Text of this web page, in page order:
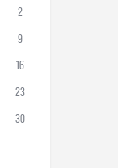
2
9
16
23
30